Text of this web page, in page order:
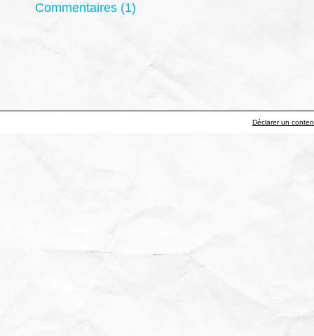
Commentaires (1)
Déclarer un